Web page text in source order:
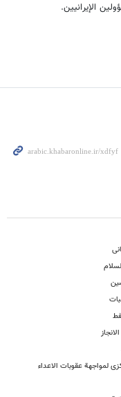
الإیرانیین.
لمواجهة عقوبات الاعداء